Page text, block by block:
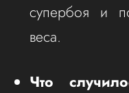
супербоя и
веса.
Что